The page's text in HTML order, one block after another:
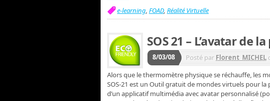
e-learning, FOAD, Réalité Virtuelle
SOS 21 – L’avatar de
8/03/08 Posté par Florent_MICHEL
Alors que le thermomètre physique se réchauffe, les
SOS-21 est un Outil gratuit de mondes virtuels pour
d’un applicatif multimédia avec avatar personnalisé